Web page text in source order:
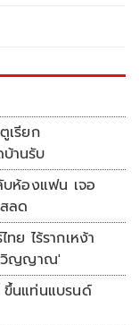
เรียก
บ้านรับ
ห้องแฟน เจอ
ลด
ย ไร้รากเหง้า
ตวิญญาณ'
นแท่นแบรนด์